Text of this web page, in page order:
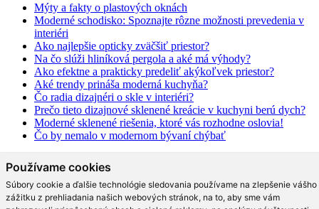
Používame cookies
Súbory cookie a ďalšie technológie sledovania používame na zlepšenie vášho
zážitku z prehliadania našich webových stránok, na to, aby sme vám
Mýty a fakty o plastových oknách
Moderné schodisko: Spoznajte rôzne možnosti prevedenia v
interiéri
Ako najlepšie opticky zväčšiť priestor?
Na čo slúži hliníková pergola a aké má výhody?
Ako efektne a prakticky predeliť akýkoľvek priestor?
Aké trendy prináša moderná kuchyňa?
Čo radia dizajnéri o skle v interiéri?
Prečo tieto dizajnové sklenené kreácie v kuchyni berú dych?
Moderné sklenené riešenia, ktoré vás rozhodne oslovia!
Čo by nemalo v modernom bývaní chýbať
© 2026 Copyright LMmont.